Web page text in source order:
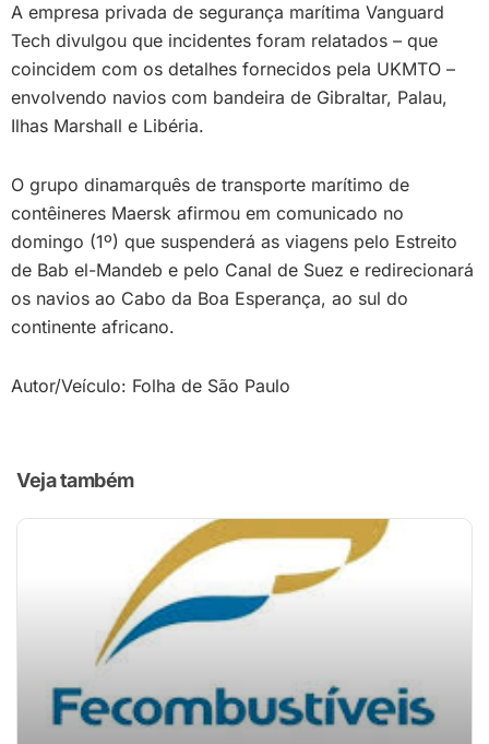
A empresa privada de segurança marítima Vanguard
Tech divulgou que incidentes foram relatados – que
coincidem com os detalhes fornecidos pela UKMTO –
envolvendo navios com bandeira de Gibraltar, Palau,
Ilhas Marshall e Libéria.
O grupo dinamarquês de transporte marítimo de
contêineres Maersk afirmou em comunicado no
domingo (1º) que suspenderá as viagens pelo Estreito
de Bab el-Mandeb e pelo Canal de Suez e redirecionará
os navios ao Cabo da Boa Esperança, ao sul do
continente africano.
Autor/Veículo: Folha de São Paulo
Veja também